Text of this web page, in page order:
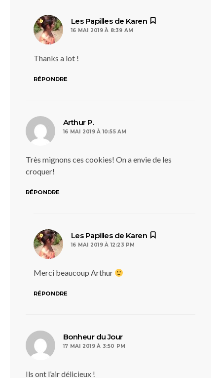
Les Papilles de Karen
16 MAI 2019 À 8:39 AM
Thanks a lot !
RÉPONDRE
Arthur P.dit :
16 MAI 2019 À 10:55 AM
Très mignons ces cookies! On a envie de les
croquer!
RÉPONDRE
Les Papilles de Karen
16 MAI 2019 À 12:23 PM
Merci beaucoup Arthur
RÉPONDRE
Bonheur du Jourdit :
17 MAI 2019 À 3:50 PM
Ils ont l’air délicieux !